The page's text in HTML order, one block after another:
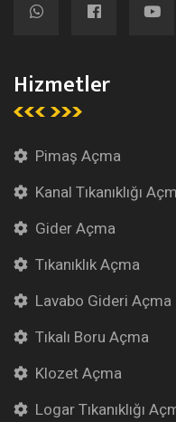
Hizmetler
Pimaş Açma
Kanal Tıkanıklığı
Gider Açma
Tıkanıklık Açma
Lavabo Gideri Açma
Tıkalı Boru Açma
Klozet Açma
Logar Tıkanıklığı